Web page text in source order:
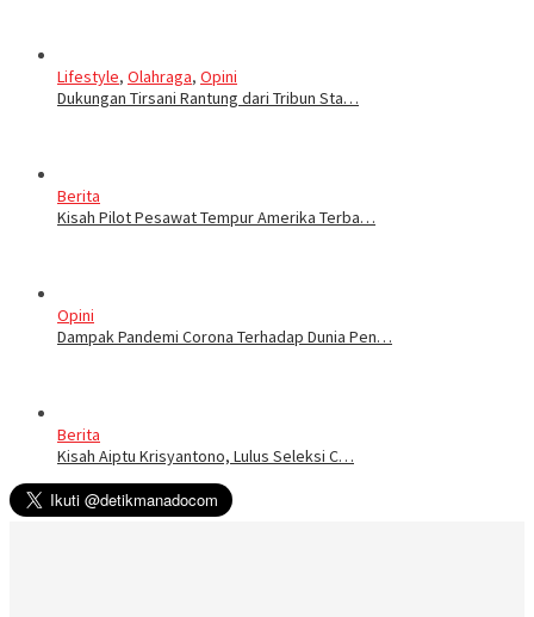
Lifestyle, Olahraga, Opini
Dukungan Tirsani Rantung dari Tribun Sta…
Berita
Kisah Pilot Pesawat Tempur Amerika Terba…
Opini
Dampak Pandemi Corona Terhadap Dunia Pen…
Berita
Kisah Aiptu Krisyantono, Lulus Seleksi C…